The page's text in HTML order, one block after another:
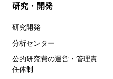
研究・開発
研究開発
分析センター
公的研究費の運営・管理責
任体制